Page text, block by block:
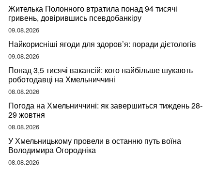
Жителька Полонного втратила понад 94 тисячі
гривень, довірившись псевдобанкіру
09.08.2026
Найкорисніші ягоди для здоров’я: поради дієтологів
09.08.2026
Понад 3,5 тисячі вакансій: кого найбільше шукають
роботодавці на Хмельниччині
08.08.2026
Погода на Хмельниччині: як завершиться тиждень 28-
29 жовтня
08.08.2026
У Хмельницькому провели в останню путь воїна
Володимира Огородніка
08.08.2026